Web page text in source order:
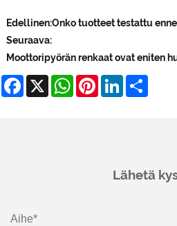
Edellinen:Onko tuotteet testattu
Seuraava:
Moottoripyörän renkaat ovat eniten
Facebook
X WhatsApp
PinterestLinkedIn
Lähetä